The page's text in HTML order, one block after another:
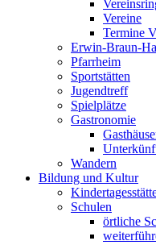
Vereine
Termine
Erwin-Braun-
Pfarrheim
Sportstätten
Jugendtreff
Spielplätze
Gastronomie
Wandern
Bildung und Kultur
Schulen
örtliche